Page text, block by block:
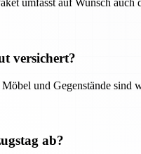
umfasst auf Wunsch
versichert?
und Gegenstände sind
ab?